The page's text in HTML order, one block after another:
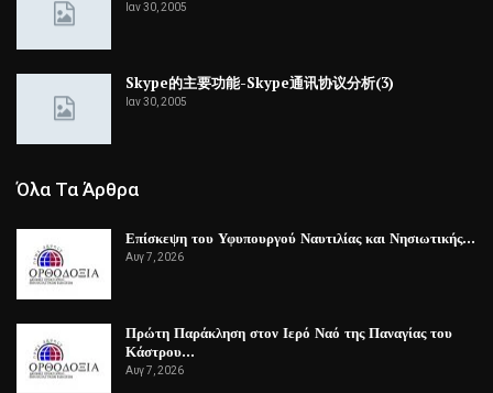
Ιαν 30, 2005
Skype的主要功能-Skype通讯协议分析(3)
Ιαν 30, 2005
Όλα Τα Άρθρα
Επίσκεψη του Υφυπουργού Ναυτιλίας και Νησιωτικής…
Αυγ 7, 2026
Πρώτη Παράκληση στον Ιερό Ναό της Παναγίας του
Κάστρου…
Αυγ 7, 2026